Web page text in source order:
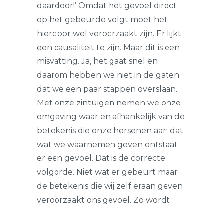
daardoor!’ Omdat het gevoel direct
op het gebeurde volgt moet het
hierdoor wel veroorzaakt zijn. Er lijkt
een causaliteit te zijn. Maar dit is een
misvatting. Ja, het gaat snel en
daarom hebben we niet in de gaten
dat we een paar stappen overslaan.
Met onze zintuigen nemen we onze
omgeving waar en afhankelijk van de
betekenis die onze hersenen aan dat
wat we waarnemen geven ontstaat
er een gevoel. Dat is de correcte
volgorde. Niet wat er gebeurt maar
de betekenis die wij zelf eraan geven
veroorzaakt ons gevoel. Zo wordt